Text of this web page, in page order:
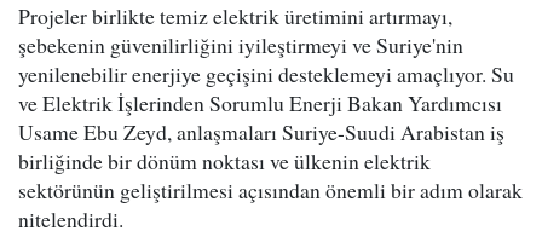
Projeler birlikte temiz elektrik üretimini artırmayı,
şebekenin güvenilirliğini iyileştirmeyi ve Suriye'nin
yenilenebilir enerjiye geçişini desteklemeyi amaçlıyor. Su
ve Elektrik İşlerinden Sorumlu Enerji Bakan Yardımcısı
Usame Ebu Zeyd, anlaşmaları Suriye-Suudi Arabistan iş
birliğinde bir dönüm noktası ve ülkenin elektrik
sektörünün geliştirilmesi açısından önemli bir adım olarak
nitelendirdi.